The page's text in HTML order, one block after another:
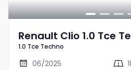
Renault Clio 1.0 Tce
1.0 Tce Techno
06/2025